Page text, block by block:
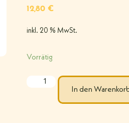
12,80 €
inkl. 20 % MwSt.
Vorrätig
In den